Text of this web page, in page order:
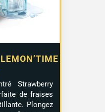
Strawberry
de fraises
Plongez